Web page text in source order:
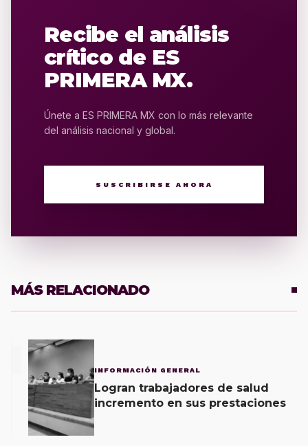
Recibe el análisis
crítico de ES
PRIMERA MX.
Únete a ES PRIMERA MX con lo más relevante
del análisis nacional y global.
SUSCRIBIRSE AHORA
MÁS RELACIONADO
INFORMACIÓN GENERAL
Logran trabajadores de salud
incremento en sus prestaciones